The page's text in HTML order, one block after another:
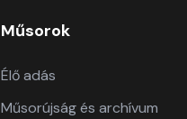
Műsorok
Élő adás
Műsorújság és archívum